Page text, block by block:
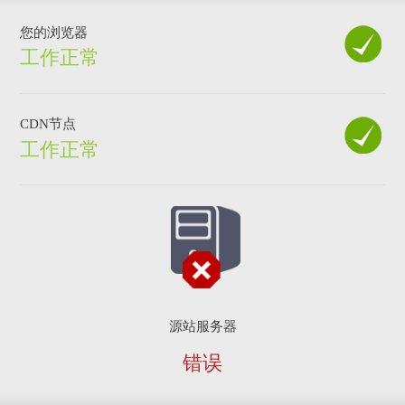
您的浏览器
工作正常
CDN节点
工作正常
源站服务器
错误